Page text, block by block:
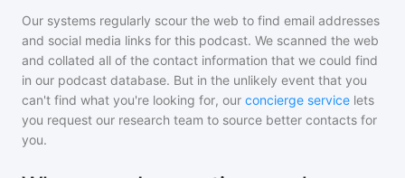
Our systems regularly scour the web to find email addresses
and social media links for this podcast. We scanned the web
and collated all of the contact information that we could find
in our podcast database. But in the unlikely event that you
can't find what you're looking for, our concierge service lets
you request our research team to source better contacts for
you.